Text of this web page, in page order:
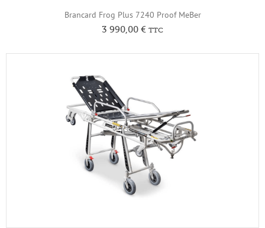
Brancard Frog Plus 7240 Proof MeBer
3 990,00 € TTC